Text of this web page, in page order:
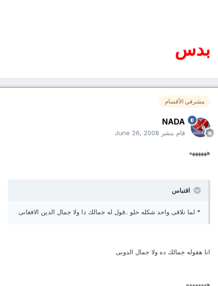
بدس
مشرفي الأقسام
NADA
قام بنشر June 26, 2008
ههههههه
اقتباس
* لما تلاقى واحد شكله حلو ..قول له جمالك دا ولا جمال الدين الافغانى
انا هقوله جمالك ده ولا جمال الدوبى
هههههههه